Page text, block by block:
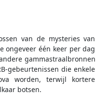
van de mysteries van
ongeveer één keer per dag
gammastraalbronnen
gebeurtenissen die enkele
worden, terwijl kortere
botsen.